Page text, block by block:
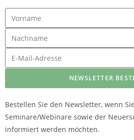
NEWSLETTER
Bestellen Sie den Newsletter, wenn
Seminare/Webinare sowie der
informiert werden möchten.